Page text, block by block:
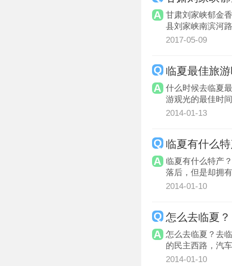
甘肃刘家峡郁金
县刘家峡南滨河
2017-05-09
临夏最佳旅
什么时候去临夏
游观光的最佳时
2014-01-13
临夏有什么特
临夏有什么特产
落后，但是却拥
2014-01-10
怎么去临夏？
怎么去临夏？去
的民主西路，汽
2014-01-10